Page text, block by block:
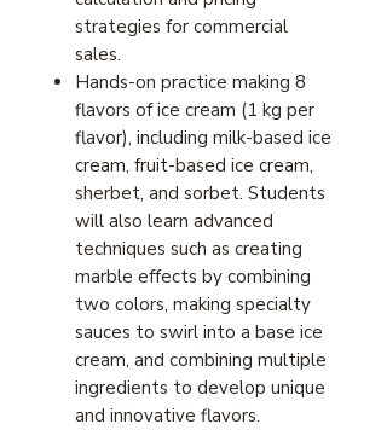
strategies for commercial
sales.
Hands-on practice making 8
flavors of ice cream (1 kg per
flavor), including milk-based ice
cream, fruit-based ice cream,
sherbet, and sorbet. Students
will also learn advanced
techniques such as creating
marble effects by combining
two colors, making specialty
sauces to swirl into a base ice
cream, and combining multiple
ingredients to develop unique
and innovative flavors.